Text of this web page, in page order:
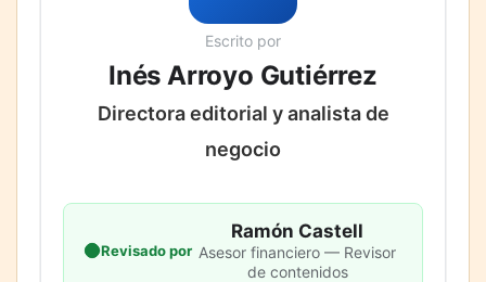
Escrito por
Inés Arroyo Gutiérrez
Directora editorial y analista de
negocio
Revisado por
Ramón Castell
Asesor financiero — Revisor
de contenidos